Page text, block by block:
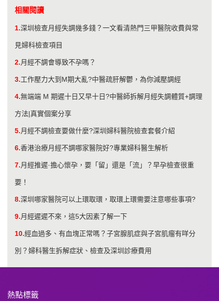
相關閱讀
1.深圳檢查月經失調幾多錢？一文看清熱門三甲醫院收費與常
見婦科檢查項目
2.月經不調會導致不孕嗎？
3.工作壓力大到M期大亂?中醫疏肝解鬱，為你減壓調經
4.無端端 M 期遲十日又早十日?中醫師拆解月經失調體質+調理
方法|真實個案分享
5.月經不調檢查要做什麼?深圳婦科醫院檢查套餐介紹
6.香港治療月經不調哪家醫院好?專業婦科醫生解析
7.月經推遲·擔心懷孕，要「留」還是「流」？早孕檢查很重
要！
8.深圳哪家醫院可以上環取環，取環上環需要注意哪些事項?
9.月經遲遲不來，這5大因素了解一下
10.經血過多、有血塊正常嗎？子宮腺肌症與子宮肌瘤有咩分
別？婦科醫生拆解症狀、檢查及深圳診療費用
熱點標籤